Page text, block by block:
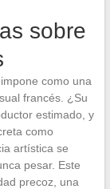
sobre
como una
francés. ¿Su
estimado, y
como
artística se
pesar. Este
precoz, una